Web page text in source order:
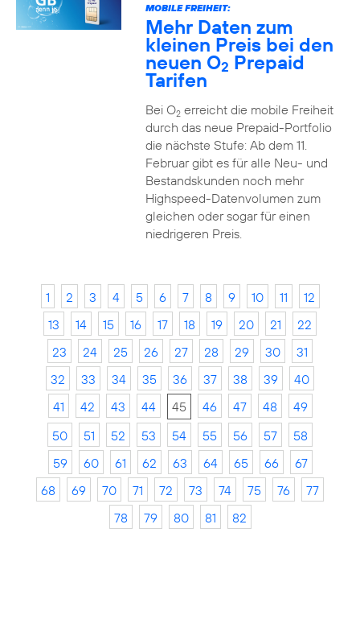
MOBILE FREIHEIT:
Mehr Daten zum
kleinen Preis bei den
neuen O2 Prepaid
Tarifen
Bei O2erreicht die mobile Freiheit
durch das neue Prepaid-Portfolio
die nächste Stufe: Ab dem 11.
Februar gibt es für alle Neu- und
Bestandskunden noch mehr
Highspeed-Datenvolumen zum
gleichen oder sogar für einen
niedrigeren Preis.
1 2 3 4 5 6 7 8 9 10 11
12
13
14 15 16 17 18 19 20 21
22
23
24 25 26 27 28 29 30
31
32
33 34 35 36 37 38 39
40
41
42 43 44 45 46 47 48
49
50
51 52 53 54 55 56 57
58
59
60 61 62 63 64 65 66
67
68
69 70 71 72 73 74 75 76
77
78
79 80 81 82